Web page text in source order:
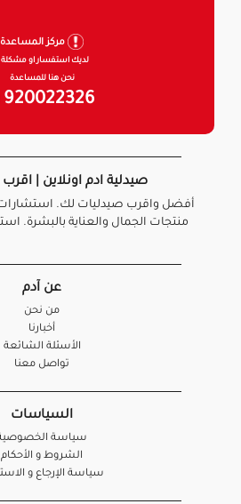
مركز المساعدة
لديك استفسار او مشكلة
نحن هنا للمساعدة
920022326
صيدلية ادم اونلاين |
أفضل واقرب صيدليات لك.
منتجات الجمال والعناية بالبشرة.
عن آدم
من نحن
أخبارنا
الأسئلة الشائعة
تواصل معنا
السياسات
سياسة
الشروط و الأحكام
سياسة الإرجاع و